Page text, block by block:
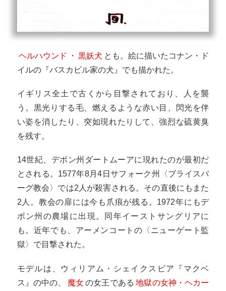
ヘルハウンド ・ 黒妖犬 とも。絵に描いたコナン・ド
イルの『バスカビル家の犬』でも描かれた。
イギリス全土で古くから目撃されており、人を襲
う。黒光りする毛、燃えるような赤い目、閃光を伴
い姿を消したり、突如現れたりして、強烈な硫黄臭
を残す。
14世紀、デボン州ダートムーアに現れたのが最初だ
とされる。1577年8月4日サフォーク州〈ブライスバ
ーグ教会〉では2人が殺害される。その直後にもまた
2人。教会の扉には今も爪痕が残る。1972年にもデ
ボン州の農場に出現。同年イーストサングリアに
も。近年でも、アーメンコートの〈ニューゲート監
獄〉で目撃された。
モデルは、ウィリアム・シェイクスピア『マクベ
ス』の中の、
魔女の女王である 地獄の女神・ヘカー